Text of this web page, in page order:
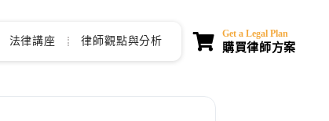
法律講座 律師觀點與分析
Get a Legal Plan
購買律師方案